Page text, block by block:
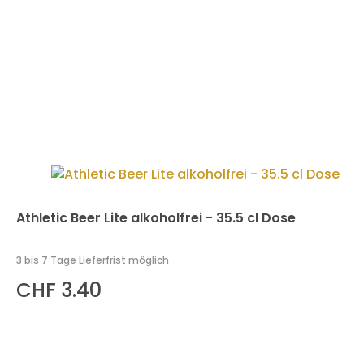
Athletic Beer Lite alkoholfrei - 35.5 cl Dose
3 bis 7 Tage Lieferfrist möglich
CHF 3.40